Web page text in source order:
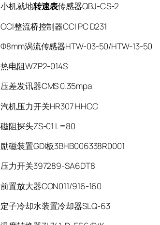
小机就地转速表传感器QBJ-CS-2
CCI整流桥控制器CCI PC D231
Φ8mm涡流传感器HTW-03-50/HTW-13-50
热电阻WZP2-014S
压差发讯器CMS 0.35mpa
汽机压力开关HR307 HHCC
磁阻探头ZS-01 L=80
励磁装置GDI板3BHB006338R0001
压力开关397289-SA6DT8
前置放大器CON011/916-160
定子冷却水装置冷却器SLQ-63